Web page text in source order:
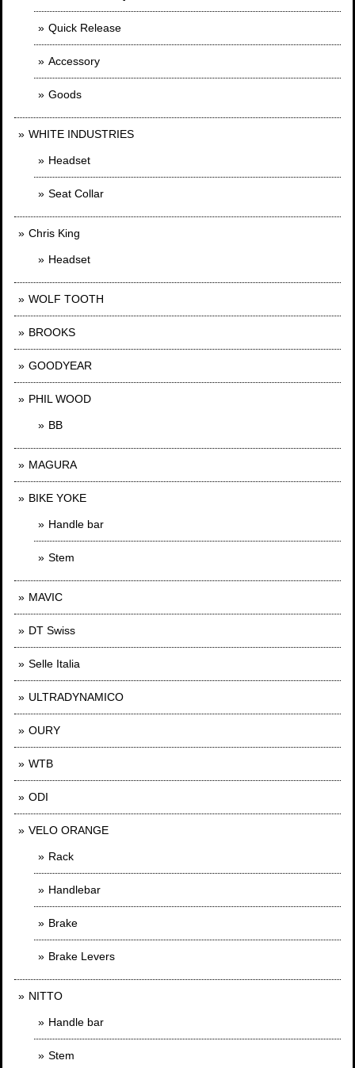
Quick Release
Accessory
Goods
WHITE INDUSTRIES
Headset
Seat Collar
Chris King
Headset
WOLF TOOTH
BROOKS
GOODYEAR
PHIL WOOD
BB
MAGURA
BIKE YOKE
Handle bar
Stem
MAVIC
DT Swiss
Selle Italia
ULTRADYNAMICO
OURY
WTB
ODI
VELO ORANGE
Rack
Handlebar
Brake
Brake Levers
NITTO
Handle bar
Stem